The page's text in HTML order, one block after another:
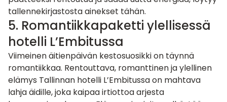
tallennekirjastosta ainekset tähän.
5. Romantiikkapaketti ylellisessä
hotelli L’Embitussa
Viimeinen äitienpäivän kestosuosikki on täynnä
romantiikkaa. Rentouttava, romanttinen ja ylellinen
elämys Tallinnan hotelli L’Embitussa on mahtava
lahja äidille, joka kaipaa irtiottoa arjesta